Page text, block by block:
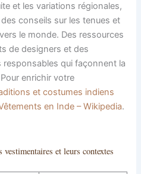
et les variations régionales,
conseils sur les tenues et
le monde. Des ressources
de designers et des
qui façonnent la
Pour enrichir votre
et costumes indiens
en Inde – Wikipedia.
et leurs contextes